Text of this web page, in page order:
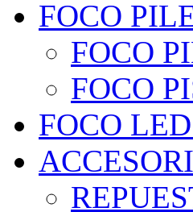
FOCO
FOCO
FOCO
FOCO